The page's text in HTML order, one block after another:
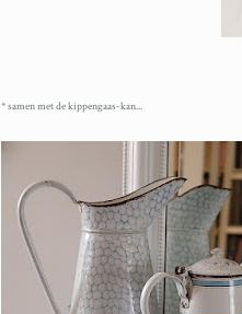
* samen met de kippengaas-kan...